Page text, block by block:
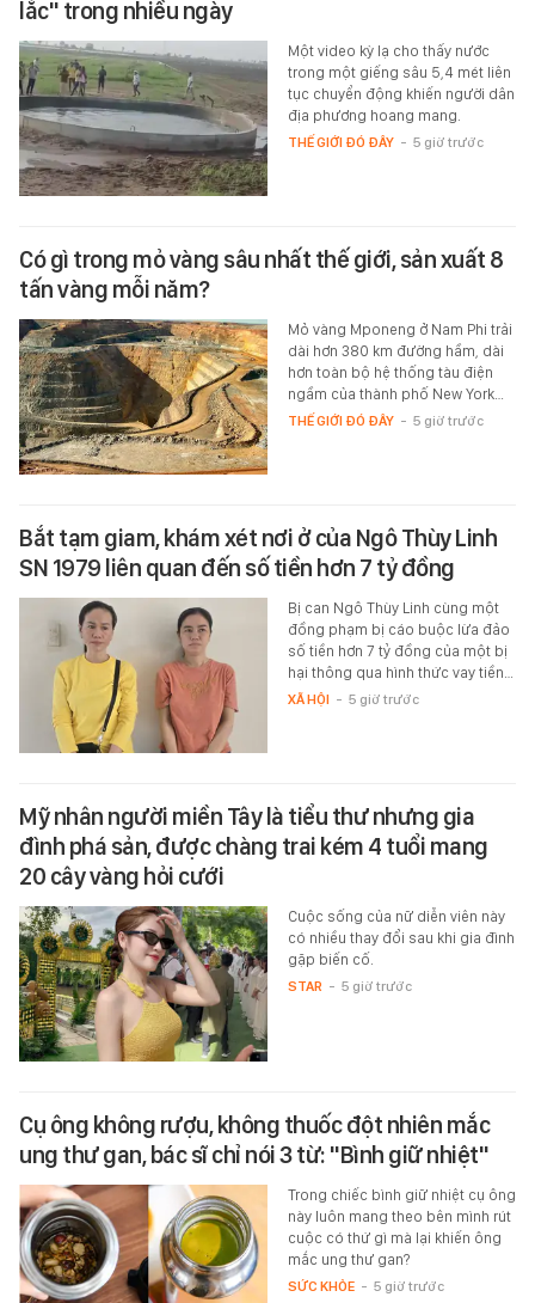
lắc" trong nhiều ngày
Một video kỳ lạ cho thấy nước
trong một giếng sâu 5,4 mét liên
tục chuyển động khiến người dân
địa phương hoang mang.
THẾ GIỚI ĐÓ ĐÂY - 5 giờ trước
Có gì trong mỏ vàng sâu nhất thế giới, sản xuất 8
tấn vàng mỗi năm?
Mỏ vàng Mponeng ở Nam Phi trải
dài hơn 380 km đường hầm, dài
hơn toàn bộ hệ thống tàu điện
ngầm của thành phố New York…
THẾ GIỚI ĐÓ ĐÂY - 5 giờ trước
Bắt tạm giam, khám xét nơi ở của Ngô Thùy Linh
SN 1979 liên quan đến số tiền hơn 7 tỷ đồng
Bị can Ngô Thùy Linh cùng một
đồng phạm bị cáo buộc lừa đảo
số tiền hơn 7 tỷ đồng của một bị
hại thông qua hình thức vay tiền…
XÃ HỘI - 5 giờ trước
Mỹ nhân người miền Tây là tiểu thư nhưng gia
đình phá sản, được chàng trai kém 4 tuổi mang
20 cây vàng hỏi cưới
Cuộc sống của nữ diễn viên này
có nhiều thay đổi sau khi gia đình
gặp biến cố.
STAR - 5 giờ trước
Cụ ông không rượu, không thuốc đột nhiên mắc
ung thư gan, bác sĩ chỉ nói 3 từ: "Bình giữ nhiệt"
Trong chiếc bình giữ nhiệt cụ ông
này luôn mang theo bên mình rút
cuộc có thứ gì mà lại khiến ông
mắc ung thư gan?
SỨC KHỎE - 5 giờ trước